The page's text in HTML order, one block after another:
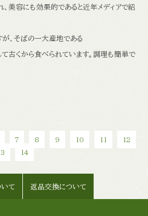
、美容にも効果的であると近年メディアで紹
、そばの一大産地である
古くから食べられています。 調理も簡単で
7 8 9 10 11
12
14
て 返品交換について